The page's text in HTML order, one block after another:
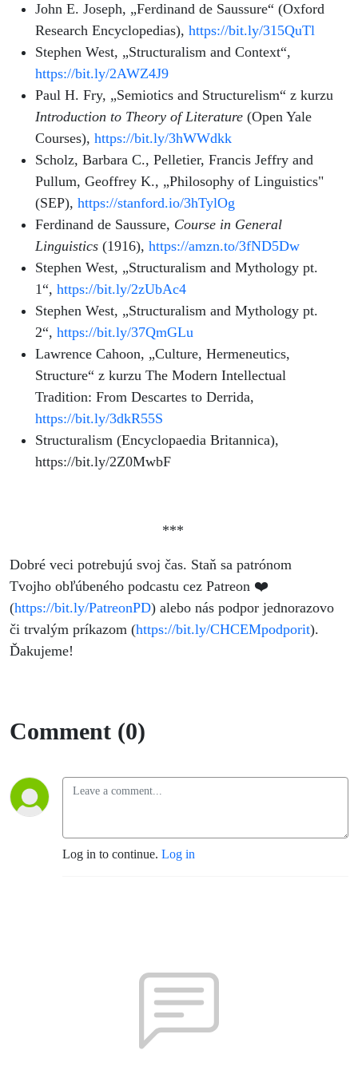
John E. Joseph, „Ferdinand de Saussure“ (Oxford
Research Encyclopedias), https://bit.ly/315QuTl
Stephen West, „Structuralism and Context“,
https://bit.ly/2AWZ4J9
Paul H. Fry, „Semiotics and Structurelism“ z kurzu
Introduction to Theory of Literature (Open Yale
Courses), https://bit.ly/3hWWdkk
Scholz, Barbara C., Pelletier, Francis Jeffry and
Pullum, Geoffrey K., „Philosophy of Linguistics"
(SEP), https://stanford.io/3hTylOg
Ferdinand de Saussure, Course in General
Linguistics (1916), https://amzn.to/3fND5Dw
Stephen West, „Structuralism and Mythology pt.
1“, https://bit.ly/2zUbAc4
Stephen West, „Structuralism and Mythology pt.
2“, https://bit.ly/37QmGLu
Lawrence Cahoon, „Culture, Hermeneutics,
Structure“ z kurzu The Modern Intellectual
Tradition: From Descartes to Derrida,
https://bit.ly/3dkR55S
Structuralism (Encyclopaedia Britannica),
https://bit.ly/2Z0MwbF
***
Dobré veci potrebujú svoj čas. Staň sa patrónom
Tvojho obľúbeného podcastu cez Patreon ❤️
(https://bit.ly/PatreonPD) alebo nás podpor jednorazovo
či trvalým príkazom (https://bit.ly/CHCEMpodporit).
Ďakujeme!
Comment (0)
Log in to continue. Log in